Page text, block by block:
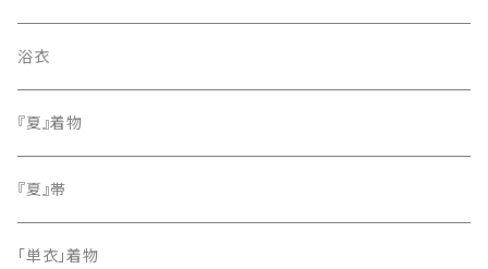
色無地
小紋
留袖
名古屋帯
浴衣
『夏』着物
『夏』帯
「単衣」着物